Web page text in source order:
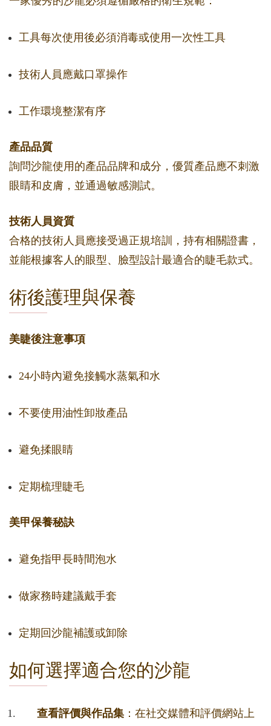
工具每次使用後必須消毒或使用一次性工具
技術人員應戴口罩操作
工作環境整潔有序
產品品質
詢問沙龍使用的產品品牌和成分，優質產品應不刺激
眼睛和皮膚，並通過敏感測試。
技術人員資質
合格的技術人員應接受過正規培訓，持有相關證書，
並能根據客人的眼型、臉型設計最適合的睫毛款式。
術後護理與保養
美睫後注意事項
24小時內避免接觸水蒸氣和水
不要使用油性卸妝產品
避免揉眼睛
定期梳理睫毛
美甲保養秘訣
避免指甲長時間泡水
做家務時建議戴手套
定期回沙龍補護或卸除
如何選擇適合您的沙龍
查看評價與作品集 ：在社交媒體和評價網站上